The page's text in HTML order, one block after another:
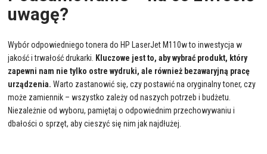
uwagę?
Wybór odpowiedniego tonera do HP LaserJet M110w to inwestycja w
jakość i trwałość drukarki.
Kluczowe jest to, aby wybrać produkt, który
zapewni nam nie tylko ostre wydruki, ale również bezawaryjną pracę
urządzenia. Warto zastanowić się, czy postawić na oryginalny toner, czy
może zamiennik – wszystko zależy od naszych potrzeb i budżetu.
Niezależnie od wyboru, pamiętaj o odpowiednim przechowywaniu i
dbałości o sprzęt, aby cieszyć się nim jak najdłużej.